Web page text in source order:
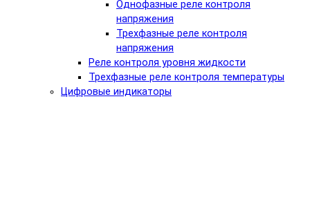
Однофазные реле контроля
напряжения
Трехфазные реле контроля
напряжения
Реле контроля уровня жидкости
Трехфазные реле контроля температуры
Цифровые индикаторы